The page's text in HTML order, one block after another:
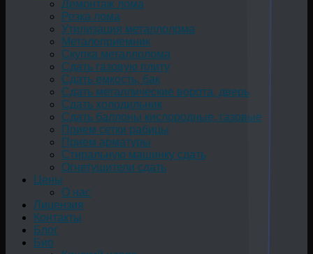
Демонтаж лома
Резка лома
Утилизация металлолома
Металоприемник
Скупка металлолома
Сдать газовую плиту
Сдать емкость, бак
Cдать металлические ворота, дверь
Сдать холодильник
Сдать баллоны кислородные, газовые
Прием сетки рабицы
Прием арматуры
Стиральную машинку сдать
Огнетушители сдать
Цены
О нас
Лицензия
Контакты
Блог
Био